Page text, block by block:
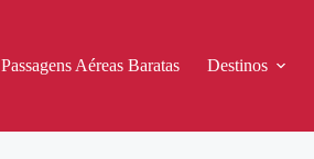
Passagens Aéreas Baratas Destinos